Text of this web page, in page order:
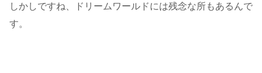
しかしですね、ドリームワールドには残念な所もあるんで
す。